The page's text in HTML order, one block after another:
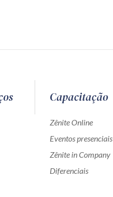
Capacitação
Zênite Online
Eventos presenciais
Zênite in Company
Diferenciais